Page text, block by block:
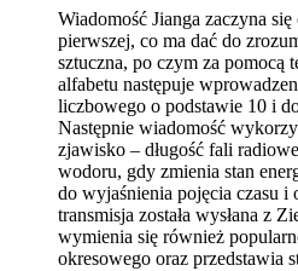
Wiadomość Jianga zaczyna
pierwszej, co ma dać do
sztuczna, po czym za pomocą
alfabetu następuje
liczbowego o podstawie 10 i
Następnie wiadomość
zjawisko – długość fali
wodoru, gdy zmienia stan
do wyjaśnienia pojęcia czasu i
transmisja została wysłana z
wymienia się również
okresowego oraz przedstawia